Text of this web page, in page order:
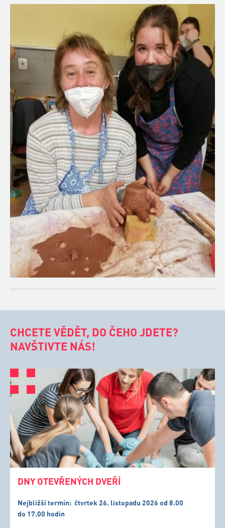
CHCETE VĚDĚT, DO ČEHO JDETE?
NAVŠTIVTE NÁS!
DNY OTEVŘENÝCH DVEŘÍ
Nejbližší termín: čtvrtek 26. listopadu 2026 od 8.00
do 17.00 hodin